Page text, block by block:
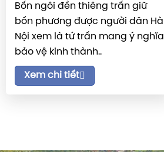
Bốn ngôi đền thiêng trấn giữ
bốn phương được người dân Hà
Nội xem là tứ trấn mang ý nghĩa
bảo vệ kinh thành..
Xem chi tiết